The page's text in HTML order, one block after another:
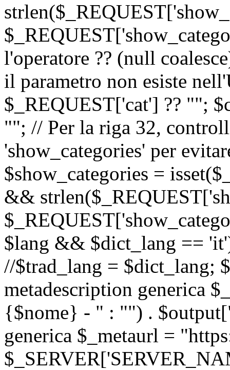
l'operatore ?? (null
il parametro non esiste
$_REQUEST['cat'] ?? "";
""; // Per la riga 32,
'show_categories' per
$show_categories =
&&
$lang && $dict_lang ==
//$trad_lang = $dict_lang;
metadescription generica
{$nome} - " : "") .
generica $_metaurl =